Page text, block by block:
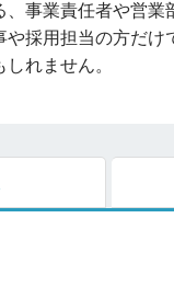
事業責任者や営業
や採用担当の方だけ
れません。